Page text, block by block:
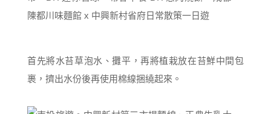
首先將水苔草泡水、攤平，再將植栽放在苔鮮中間包
裹，擠出水份後再使用棉線捆繞起來。